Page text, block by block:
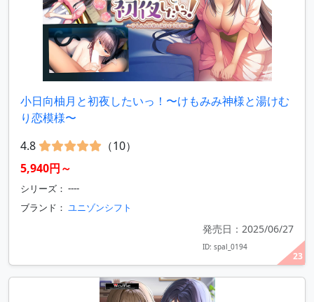
23
小日向柚月と初夜したいっ！〜けもみみ神様と湯けむ
り恋模様〜
4.8
（10）
5,940円～
シリーズ： ----
ブランド： ユニゾンシフト
発売日：2025/06/27
ID: spal_0194